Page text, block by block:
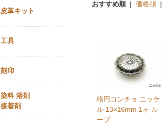
おすすめ順 |価格順 |
楕円コンチョ ニッケ
ル 13×16mm 1ヶ ル
ープ
皮革キット
工具
刻印
染料 溶剤
接着剤